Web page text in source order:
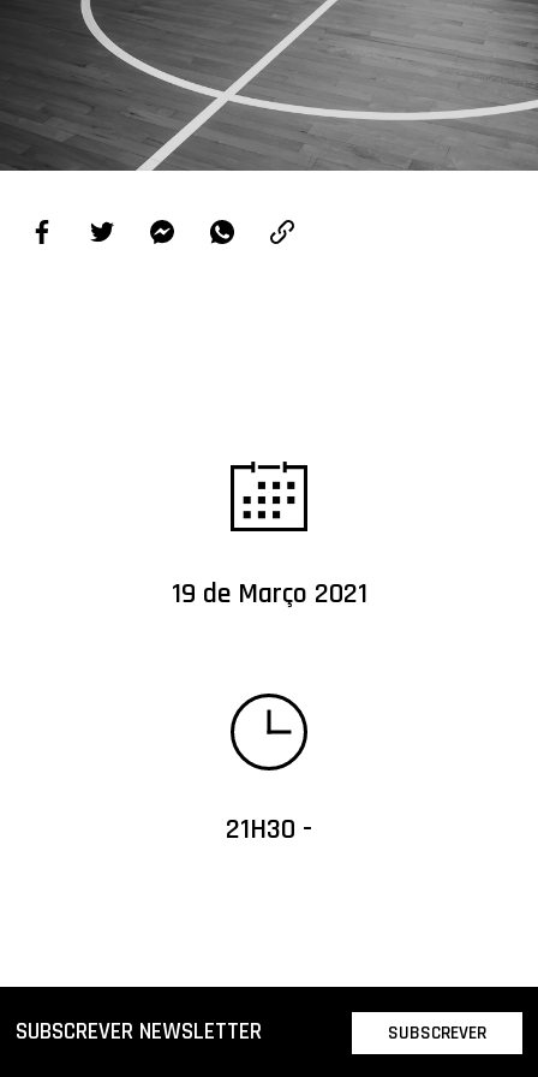
PROJETOS
LIGA BETCLIC MASCULINA
LIGA BETCLIC FEMININA
19 de Março 2021
21H30 -
SUBSCREVER NEWSLETTER SUBSCREVER